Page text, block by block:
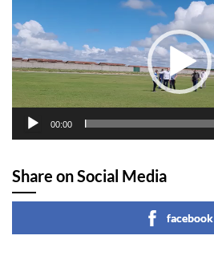
vídeo
00:00
Share on Social Media
facebook